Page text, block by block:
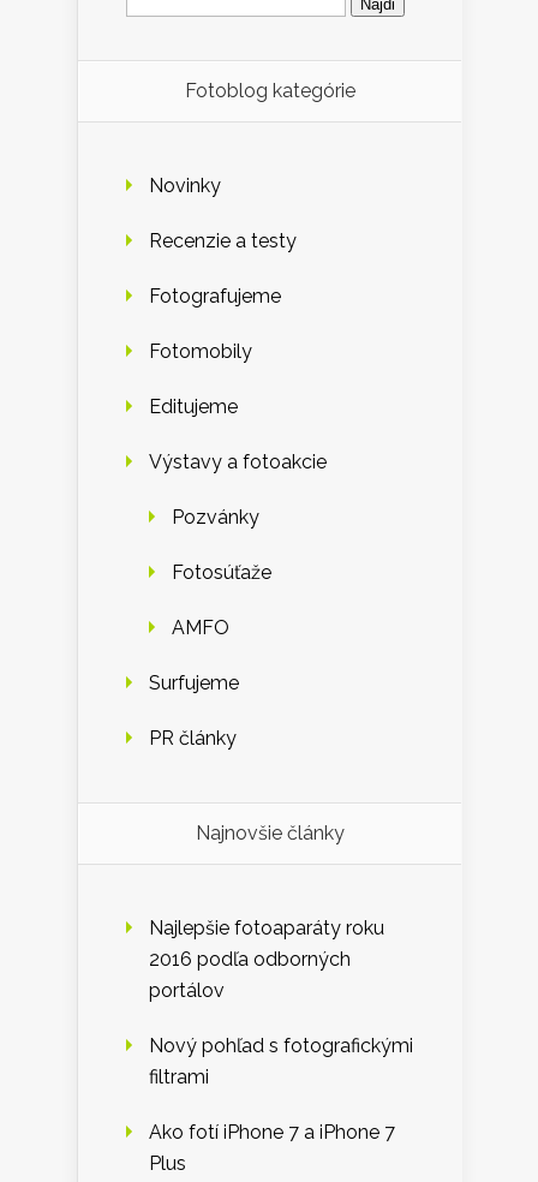
Fotoblog kategórie
Novinky
Recenzie a testy
Fotografujeme
Fotomobily
Editujeme
Výstavy a fotoakcie
Pozvánky
Fotosúťaže
AMFO
Surfujeme
PR články
Najnovšie články
Najlepšie fotoaparáty roku
2016 podľa odborných
portálov
Nový pohľad s fotografickými
filtrami
Ako fotí iPhone 7 a iPhone 7
Plus